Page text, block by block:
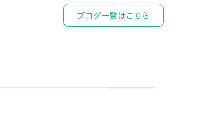
ブログ一覧はこちら